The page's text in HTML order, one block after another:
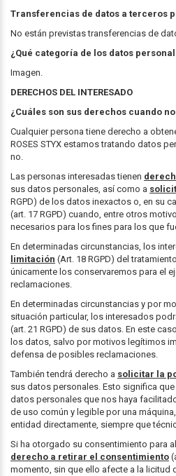
Transferencias de datos a terceros
No están previstas transferencias de
¿Qué categoría de los datos
Imagen.
DERECHOS DEL INTERESADO
¿Cuáles son sus derechos cuando
Cualquier persona tiene derecho a
ROSES STYX estamos tratando datos
no.
Las personas interesadas tienen
sus datos personales, así como a
RGPD) de los datos inexactos o, en su
(art. 17 RGPD) cuando, entre otros
necesarios para los fines para los que
En determinadas circunstancias, los
limitación (Art. 18 RGPD) del
únicamente los conservaremos para el
reclamaciones.
En determinadas circunstancias y por
situación particular, los interesados
(art. 21 RGPD) de sus datos. En este
los datos, salvo por motivos legítimos
defensa de posibles reclamaciones.
También tendrá derecho a solicitar la
sus datos personales. Esto significa
datos personales que nos haya
de uso común y legible por una
entidad directamente, siempre que
Si ha otorgado su consentimiento para
derecho a retirar el consentimiento
momento, sin que ello afecte a la licitud